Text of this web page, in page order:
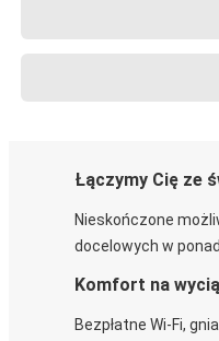
Łączymy Cię ze
Nieskończone
docelowych w
Komfort na
Bezpłatne Wi-Fi,